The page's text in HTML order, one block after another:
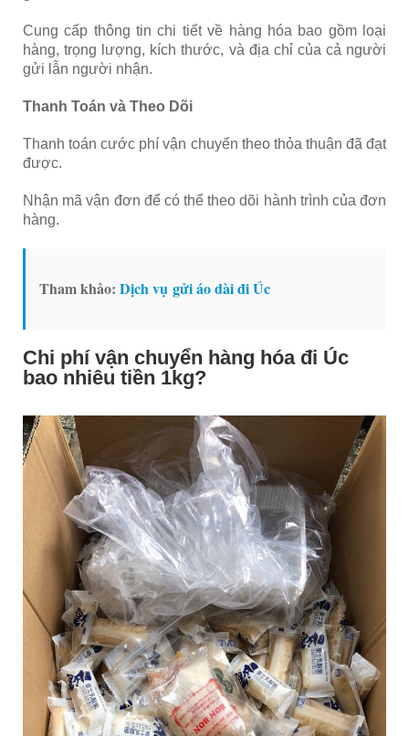
Cung cấp thông tin chi tiết về hàng hóa bao gồm loại
hàng, trọng lượng, kích thước, và địa chỉ của cả người
gửi lẫn người nhận.
Thanh Toán và Theo Dõi
Thanh toán cước phí vận chuyển theo thỏa thuận đã đạt
được.
Nhận mã vận đơn để có thể theo dõi hành trình của đơn
hàng.
Tham khảo: Dịch vụ gửi áo dài đi Úc
Chi phí vận chuyển hàng hóa đi Úc
bao nhiêu tiền 1kg?